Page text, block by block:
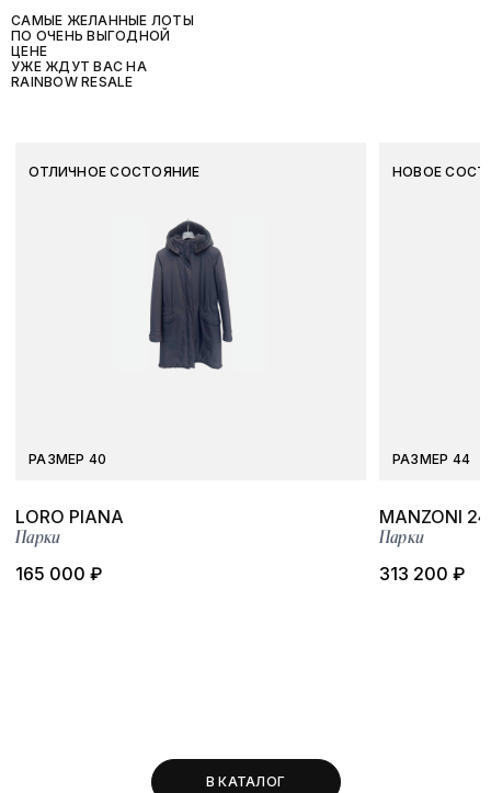
САМЫЕ ЖЕЛАННЫЕ ЛОТЫ
ПО ОЧЕНЬ ВЫГОДНОЙ
ЦЕНЕ
УЖЕ ЖДУТ ВАС НА
RAINBOW RESALE
ОТЛИЧНОЕ СОСТОЯНИЕ
РАЗМЕР 40
LORO PIANA
Парки
165 000 ₽
НОВОЕ
РАЗМЕР 44
MANZONI 24
Парки
313 200 ₽
В КАТАЛОГ